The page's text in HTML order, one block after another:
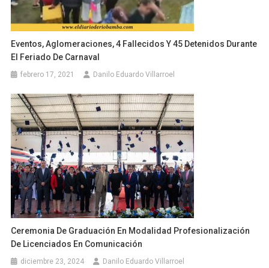
Eventos, Aglomeraciones, 4 Fallecidos Y 45 Detenidos Durante
El Feriado De Carnaval
febrero 17, 2021 Danilo Eduardo Villarroel
Ceremonia De Graduación En Modalidad Profesionalización
De Licenciados En Comunicación
diciembre 23, 2024 Danilo Eduardo Villarroel